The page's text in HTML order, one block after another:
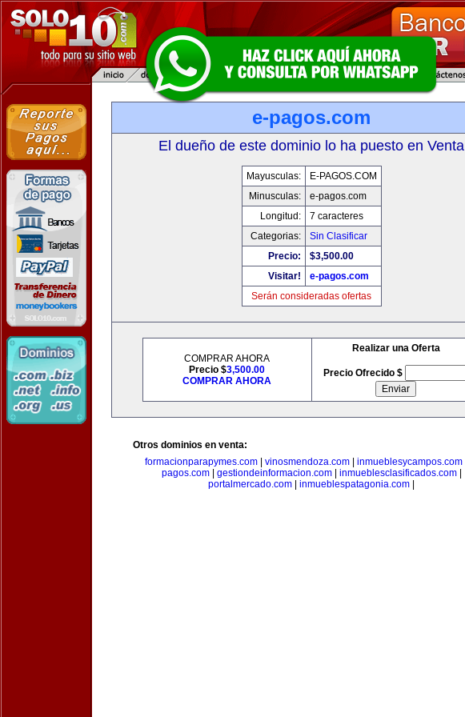
e-pagos.com
El dueño de este dominio lo ha puesto en Venta
Mayusculas:
E-PAGOS.COM
Minusculas:
e-pagos.com
Longitud:
7 caracteres
Categorias:
Sin Clasificar
Precio:
$3,500.00
Visitar!
e-pagos.com
Serán consideradas ofertas
COMPRAR AHORA
Precio $3,500.00
COMPRAR AHORA
Realizar una Oferta
Precio Ofrecido $
Otros dominios en venta:
formacionparapymes.com| vinosmendoza.com| inmueblesycampos.com|
pagos.com| gestiondeinformacion.com| inmueblesclasificados.com|
portalmercado.com
inmueblespatagonia.com